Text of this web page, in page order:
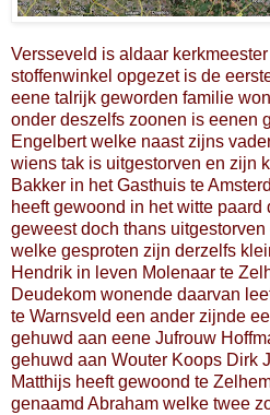
Versseveld is aldaar
stoffenwinkel opgezet is de
eene talrijk geworden familie
onder deszelfs zoonen is eenen
Engelbert welke naast zijns
wiens tak is uitgestorven en zijn
Bakker in het Gasthuis te
heeft gewoond in het witte
geweest doch thans
welke gesproten zijn derzelfs
Hendrik in leven Molenaar te
Deudekom wonende daarvan
te Warnsveld een ander zijnde
gehuwd aan eene Jufrouw
gehuwd aan Wouter Koops Dirk
Matthijs heeft gewoond te
genaamd Abraham welke twee